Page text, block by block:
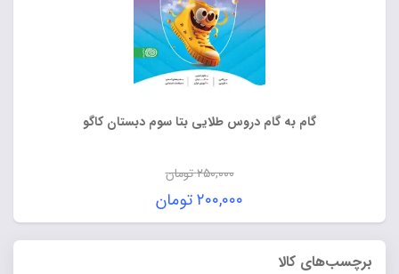
گام به گام دروس طلایی بتا سوم دبستان کاگو
۲۵۰,۰۰۰تومان
قیمت
اصلی:
۲۵۰,۰۰۰ تومان
۲۰۰,۰۰۰تومان
قیمت
فعلی:
برچسب‌های کالا